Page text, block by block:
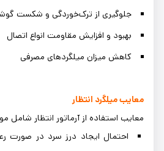
جلوگیری از ترک‌خوردگی و شکست
بهبود و افزایش مقاومت انواع اتصال
کاهش میزان میلگردهای مصرفی
معایب میلگرد انتظار
معایب استفاده از آرماتور انتظار شامل
احتمال ایجاد درز سرد در صورت